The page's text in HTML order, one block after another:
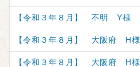
【令和３年８月】 不明 Y様
【令和３年８月】 大阪府 H様
【令和３年８月】 大阪府 H様